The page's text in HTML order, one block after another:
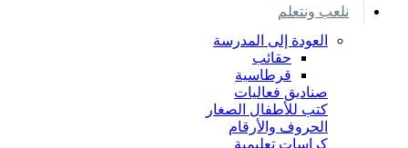
نلعب ونتعلم
العودة إلى المدرسة
حقائب
قرطاسية
صناديق فعاليات
كتب للأطفال الصغار
الحروف والأرقام
كراسات تعليمية